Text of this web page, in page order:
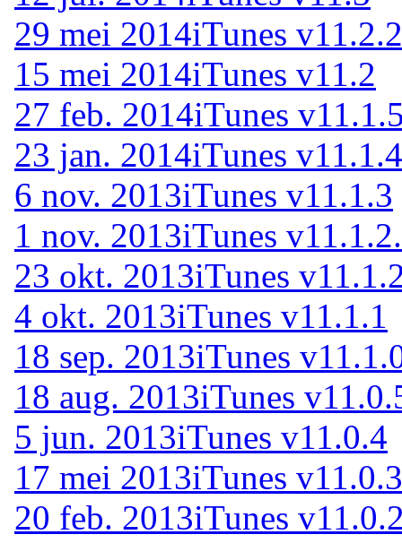
29 mei 2014iTunes v11.2.2
15 mei 2014iTunes v11.2
27 feb. 2014iTunes
23 jan. 2014iTunes v11.1.4
6 nov. 2013iTunes v11.1.3
1 nov. 2013iTunes
23 okt. 2013iTunes
4 okt. 2013iTunes v11.1.1
18 sep. 2013iTunes
18 aug. 2013iTunes
5 jun. 2013iTunes v11.0.4
17 mei 2013iTunes v11.0.3
20 feb. 2013iTunes